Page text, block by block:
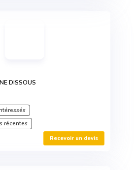
DISSOUS
récentes
Recevoir un devis